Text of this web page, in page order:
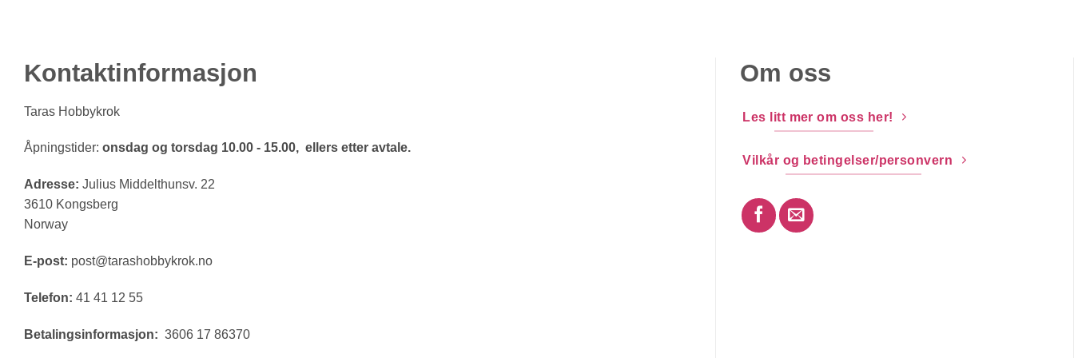
Kontaktinformasjon
Taras Hobbykrok
Åpningstider: onsdag og torsdag 10.00 - 15.00, ellers etter avtale.
Adresse: Julius Middelthunsv. 22
3610 Kongsberg
Norway
E-post: post@tarashobbykrok.no
Telefon: 41 41 12 55
Betalingsinformasjon: 3606 17 86370
Om oss
Les litt mer om oss her!
Vilkår og betingelser/personvern